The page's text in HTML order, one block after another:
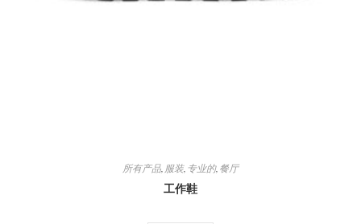
所有产品, 服装, 专业的, 餐厅
工作鞋